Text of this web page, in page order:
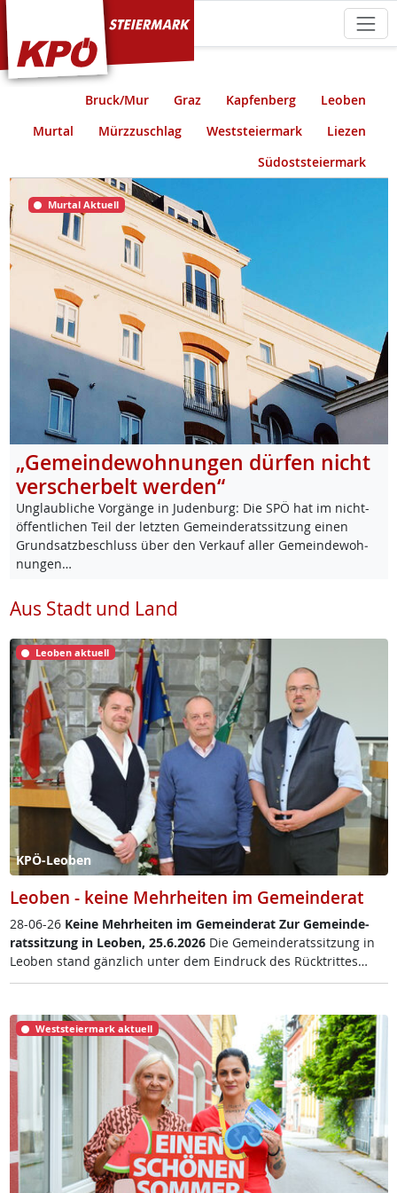
KPÖ Steiermark
Bruck/Mur Graz Kapfenberg
Leoben
Murtal
Mürzzuschlag Weststeiermark
Liezen
Südoststeiermark
Murtal Aktuell
„Gemeindewohnungen dürfen nicht
verscherbelt werden“
Un­glaub­li­che Vor­gän­ge in Ju­den­burg: Die SPÖ hat im nicht-
öf­f­ent­li­chen Teil der letz­ten Ge­mein­de­rats­sit­zung ei­nen
Grund­satz­be­schluss über den Ver­kauf al­ler Ge­mein­de­woh­
nun­gen…
Aus Stadt und Land
Leoben aktuell
KPÖ-Leoben
Leoben - keine Mehrheiten im Gemeinderat
28-06-26 Kei­ne Mehr­hei­ten im Ge­mein­de­rat Zur Ge­mein­de­
rats­sit­zung in Leo­ben, 25.6.2026Die Ge­mein­de­rats­sit­zung in
Leo­ben stand gänz­lich un­ter dem Ein­druck des Rück­trit­tes…
Weststeiermark aktuell